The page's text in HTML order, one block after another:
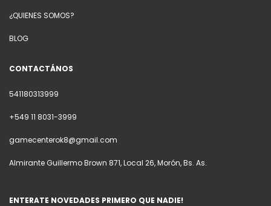
¿QUIENES SOMOS?
BLOG
CONTACTÁNOS
541180313999
+549 11 8031-3999
gamecenterok8@gmail.com
Almirante Guillermo Brown 871, Local 26, Morón, Bs. As.
ENTERATE NOVEDADES PRIMERO QUE NADIE!